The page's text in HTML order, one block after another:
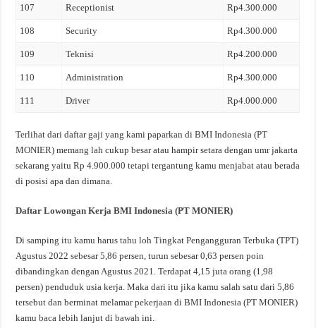
107 Receptionist Rp4.300.000
108 Security Rp4.300.000
109 Teknisi Rp4.200.000
110 Administration Rp4.300.000
111 Driver Rp4.000.000
Terlihat dari daftar gaji yang kami paparkan di BMI Indonesia (PT
MONIER) memang lah cukup besar atau hampir setara dengan umr jakarta
sekarang yaitu Rp 4.900.000 tetapi tergantung kamu menjabat atau berada
di posisi apa dan dimana.
Daftar Lowongan Kerja BMI Indonesia (PT MONIER)
Di samping itu kamu harus tahu loh Tingkat Pengangguran Terbuka (TPT)
Agustus 2022 sebesar 5,86 persen, turun sebesar 0,63 persen poin
dibandingkan dengan Agustus 2021. Terdapat 4,15 juta orang (1,98
persen) penduduk usia kerja. Maka dari itu jika kamu salah satu dari 5,86
tersebut dan berminat melamar pekerjaan di BMI Indonesia (PT MONIER)
kamu baca lebih lanjut di bawah ini.